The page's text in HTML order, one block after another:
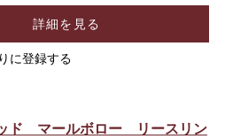
詳細を見る
に登録する
ド マールボロー リースリン